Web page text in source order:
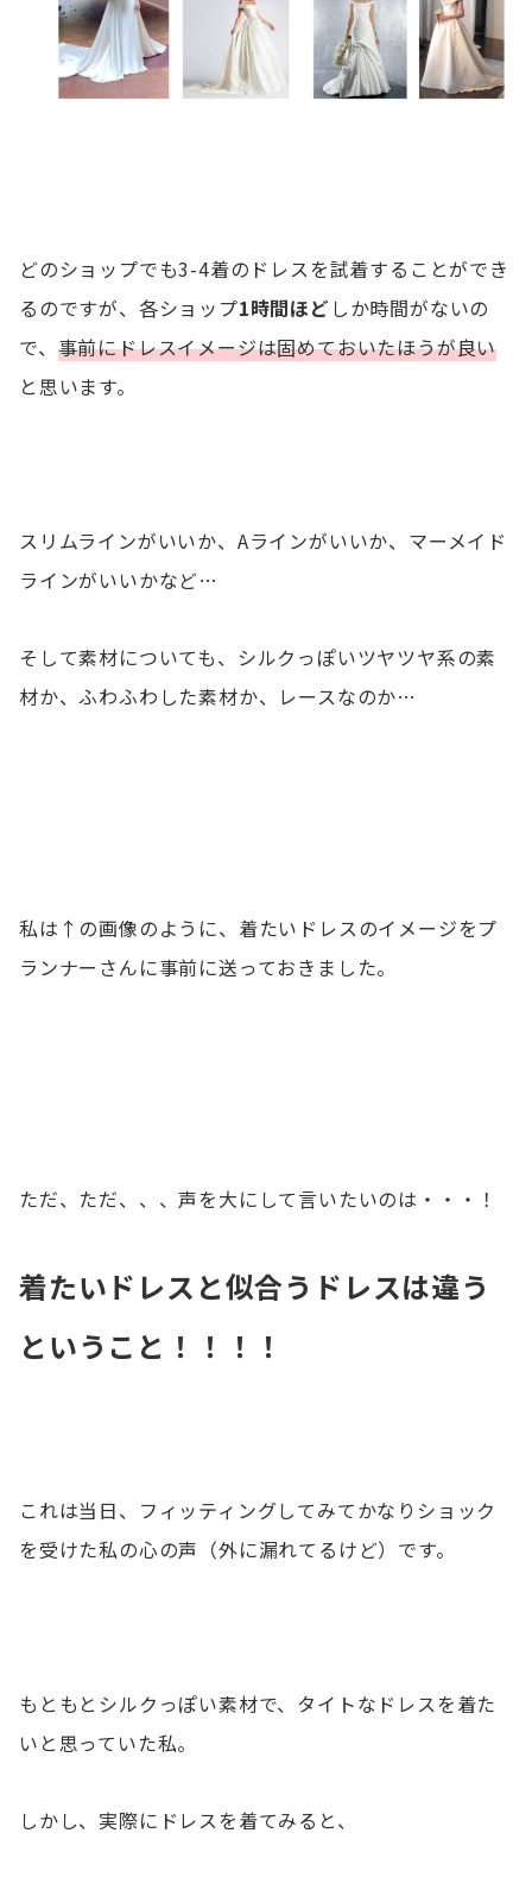
どのショップでも3-4着のドレスを試着することができ
るのですが、各ショップ1時間ほどしか時間がないの
で、 事前にドレスイメージは固めておいたほうが良い
と思います。
スリムラインがいいか、Aラインがいいか、マーメイド
ラインがいいかなど…
そして素材についても、シルクっぽいツヤツヤ系の素
材か、ふわふわした素材か、レースなのか…
私は↑の画像のように、着たいドレスのイメージをプ
ランナーさんに事前に送っておきました。
ただ、ただ、、、声を大にして言いたいのは・・・！
着たいドレスと似合うドレスは違う
ということ！！！！
これは当日、フィッティングしてみてかなりショック
を受けた私の心の声（外に漏れてるけど）です。
もともとシルクっぽい素材で、タイトなドレスを着た
いと思っていた私。
しかし、実際にドレスを着てみると、